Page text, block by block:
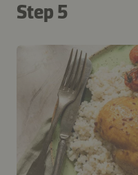
Step 5